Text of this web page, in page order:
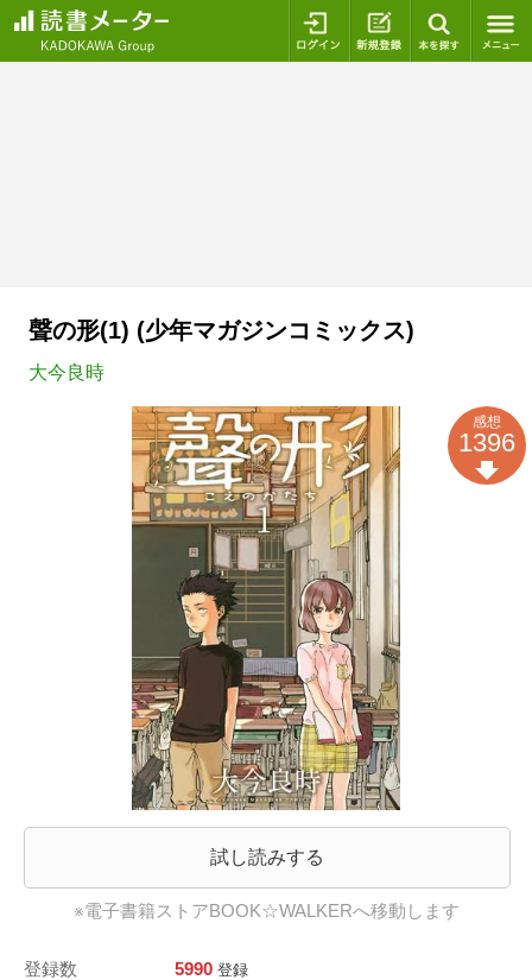
ログイン 新規登録
聲の形(1) (少年マガジンコミックス)
大今良時
試し読みする
※電子書籍ストアBOOK☆WALKERへ移動します
登録数 5990 登録
感想
1396